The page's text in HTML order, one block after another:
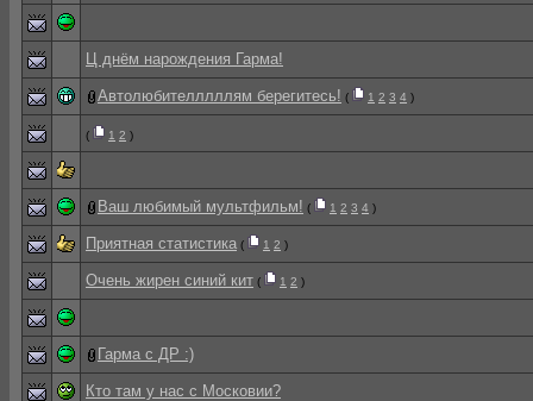
Ц днём нарождения Гарма!
Автолюбителллллям берегитесь! ( 1 2 3 4 )
( 1 2 )
Ваш любимый мультфильм! ( 1 2 3 4 )
Приятная статистика ( 1 2 )
Очень жирен синий кит ( 1 2 )
Гарма с ДР :)
Кто там у нас с Московии?